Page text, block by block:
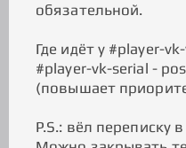
обязательной.
Где идёт у #player-
#player-vk-serial -
(повышает
P.S.: вёл переписку